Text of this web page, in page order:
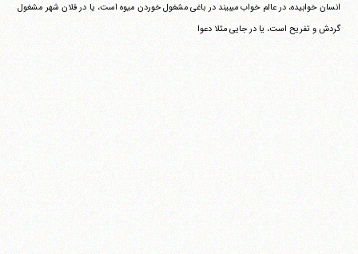
انسان خوابیده، در عالم خواب می‎بیند در باغی مشغول خوردن میوه است، یا در فلان شهر مشغول
گردش و تفریح است، یا در جایی مثلا دعوا